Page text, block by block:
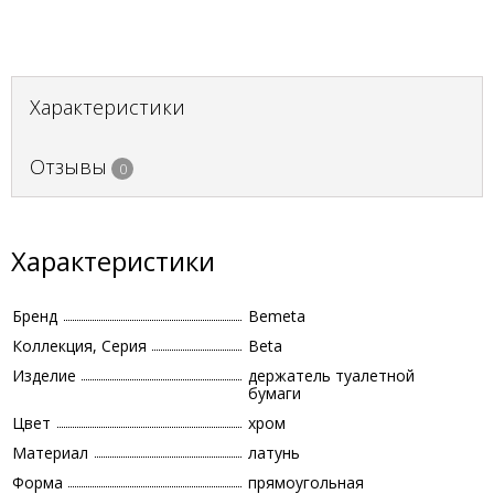
Характеристики
Отзывы 0
Характеристики
Бренд
Bemeta
Коллекция, Серия
Beta
Изделие
держатель туалетной
бумаги
Цвет
хром
Материал
латунь
Форма
прямоугольная